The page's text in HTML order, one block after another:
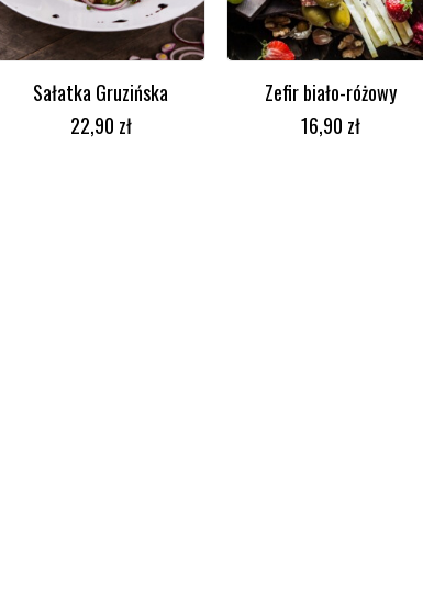
DODAJ DO KOSZYKA
Sałatka Gruzińska
22,90 zł
DODAJ DO KOSZYKA
Zefir biało-różowy
16,90 zł